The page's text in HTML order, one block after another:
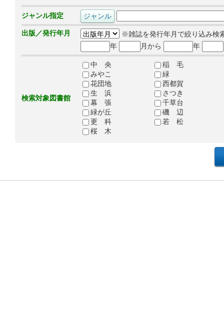
ジャンル指定
出版／発行年月
※雑誌を発行年月で絞り込み検
年
月から 年
検索対象図書館
中 央
稲 毛
みやこ
緑
花団地
西都賀
生 浜
さつき
幕 張
千草台
緑が丘
磯 辺
更 科
若 松
桜 木